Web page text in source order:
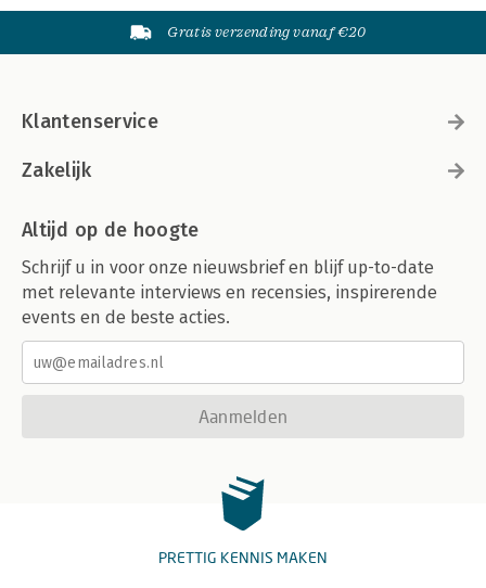
Gratis verzending vanaf €20
Klantenservice
Zakelijk
Altijd op de hoogte
Schrijf u in voor onze nieuwsbrief en blijf up-to-date
met relevante interviews en recensies, inspirerende
events en de beste acties.
Aanmelden
PRETTIG KENNIS MAKEN